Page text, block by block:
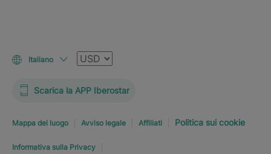
Italiano Valuta
Scarica la APP Iberostar
Mappa del luogo Avviso legale Affiliati Politica sui cookie
Informativa sulla Privacy